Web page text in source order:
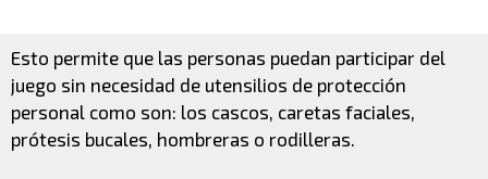
Esto permite que las personas puedan participar del
juego sin necesidad de utensilios de protección
personal como son: los cascos, caretas faciales,
prótesis bucales, hombreras o rodilleras.